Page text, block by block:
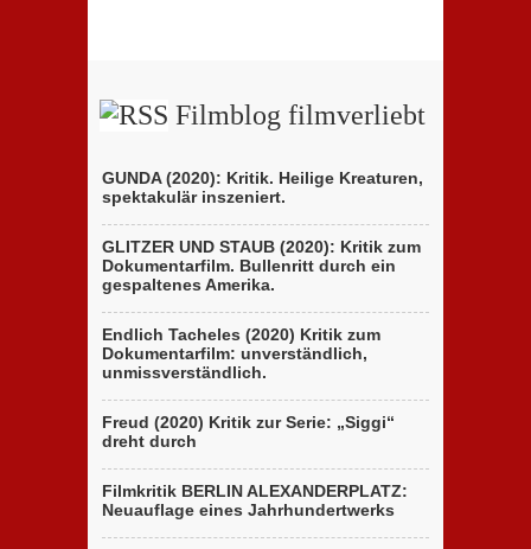
Filmblog filmverliebt
GUNDA (2020): Kritik. Heilige Kreaturen,
spektakulär inszeniert.
GLITZER UND STAUB (2020): Kritik zum
Dokumentarfilm. Bullenritt durch ein
gespaltenes Amerika.
Endlich Tacheles (2020) Kritik zum
Dokumentarfilm: unverständlich,
unmissverständlich.
Freud (2020) Kritik zur Serie: „Siggi“
dreht durch
Filmkritik BERLIN ALEXANDERPLATZ:
Neuauflage eines Jahrhundertwerks